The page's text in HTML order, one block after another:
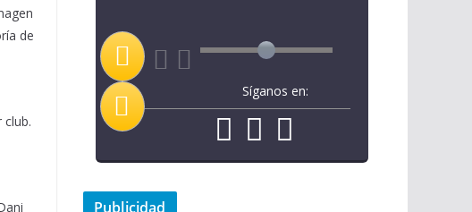
de
Síganos en:
Publicidad